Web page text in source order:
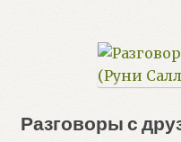
Разговоры с